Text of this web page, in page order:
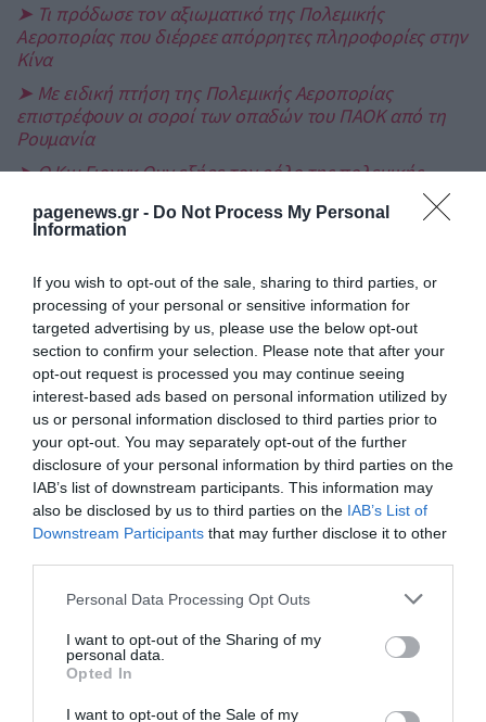
pagenews.gr - Do Not Process My Personal
Information
If you wish to opt-out of the sale, sharing to third parties, or
processing of your personal or sensitive information for
targeted advertising by us, please use the below opt-out
section to confirm your selection. Please note that after your
opt-out request is processed you may continue seeing
interest-based ads based on personal information utilized by
us or personal information disclosed to third parties prior to
your opt-out. You may separately opt-out of the further
disclosure of your personal information by third parties on the
IAB’s list of downstream participants. This information may
also be disclosed by us to third parties on the IAB’s List of
Downstream Participants that may further disclose it to other
Please note that this website/app uses one or more Google
not limited to your visit or usage behaviour. You may click to
grant or deny consent to Google and its third-party tags to
use your data for below specified purposes in below Google
consent section.
Personal Data Processing Opt Outs
I want to opt-out of the Sharing of my
personal data.
Opted In
I want to opt-out of the Sale of my
➤ Τι πρόδωσε τον αξιωματικό της Πολεμικής
Αεροπορίας που διέρρεε απόρρητες πληροφορίες στην
Κίνα
➤ Με ειδική πτήση της Πολεμικής Αεροπορίας
επιστρέφουν οι σοροί των οπαδών του ΠΑΟΚ από τη
Ρουμανία
➤ Ο Κιμ Γιονγκ Ουν εξήρε τον ρόλο της πολεμικής
αποτροπή
εκτός από τον Δένδια!
➤ Μητσοτάκης για Πολεμική Αεροπορία: «Τα ελληνικά
φτερά πιο ισχυρά από ποτέ – Δύναμη αποτροπής κάθε
απειλής»